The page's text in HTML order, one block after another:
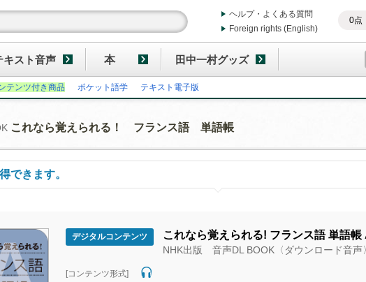
0点
ヘルプ・よくある質問
Foreign rights (English)
キスト音声 本 田中一村グッズ
テンツ付き商品 ポケット語学 テキスト電子版
これなら覚えられる！ フランス語 単語帳
できます。
デジタルコンテンツ これなら覚えられる! フランス語 単語帳
NHK出版 音声DL BOOK〈ダウンロード音声〉
[コンテンツ形式]